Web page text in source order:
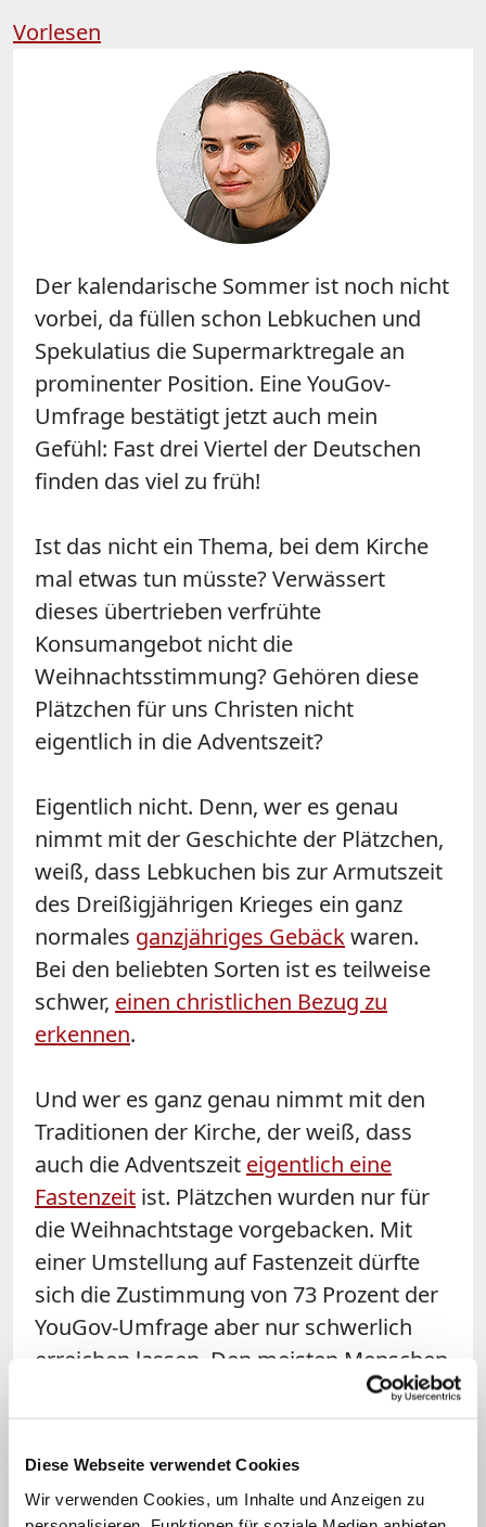
Diese Webseite verwendet Cookies
Wir verwenden Cookies, um Inhalte und Anzeigen zu
Vorlesen
Der kalendarische Sommer ist noch nicht
vorbei, da füllen schon Lebkuchen und
Spekulatius die Supermarktregale an
prominenter Position. Eine YouGov-
Umfrage bestätigt jetzt auch mein
Gefühl: Fast drei Viertel der Deutschen
finden das viel zu früh!
Ist das nicht ein Thema, bei dem Kirche
mal etwas tun müsste? Verwässert
dieses übertrieben verfrühte
Konsumangebot nicht die
Weihnachtsstimmung? Gehören diese
Plätzchen für uns Christen nicht
eigentlich in die Adventszeit?
Eigentlich nicht. Denn, wer es genau
nimmt mit der Geschichte der Plätzchen,
weiß, dass Lebkuchen bis zur Armutszeit
des Dreißigjährigen Krieges ein ganz
normales ganzjähriges Gebäckwaren.
Bei den beliebten Sorten ist es teilweise
schwer, einen christlichen Bezug zu
erkennen.
Und wer es ganz genau nimmt mit den
Traditionen der Kirche, der weiß, dass
auch die Adventszeit eigentlich eine
Fastenzeit ist. Plätzchen wurden nur für
die Weihnachtstage vorgebacken. Mit
einer Umstellung auf Fastenzeit dürfte
sich die Zustimmung von 73 Prozent der
YouGov-Umfrage aber nur schwerlich
erreichen lassen. Den meisten Menschen
Hier also ein gut gemeinter Rat an die